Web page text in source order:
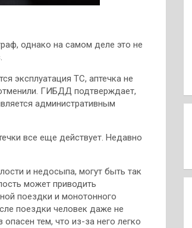
однако на самом деле это не
эксплуатация ТС, аптечка не
ГИБДД подтверждает,
административным
все еще действует. Недавно
и недосыпа, могут быть так
может приводить
поездки и монотонного
поездки человек даже не
тем, что из-за него легко